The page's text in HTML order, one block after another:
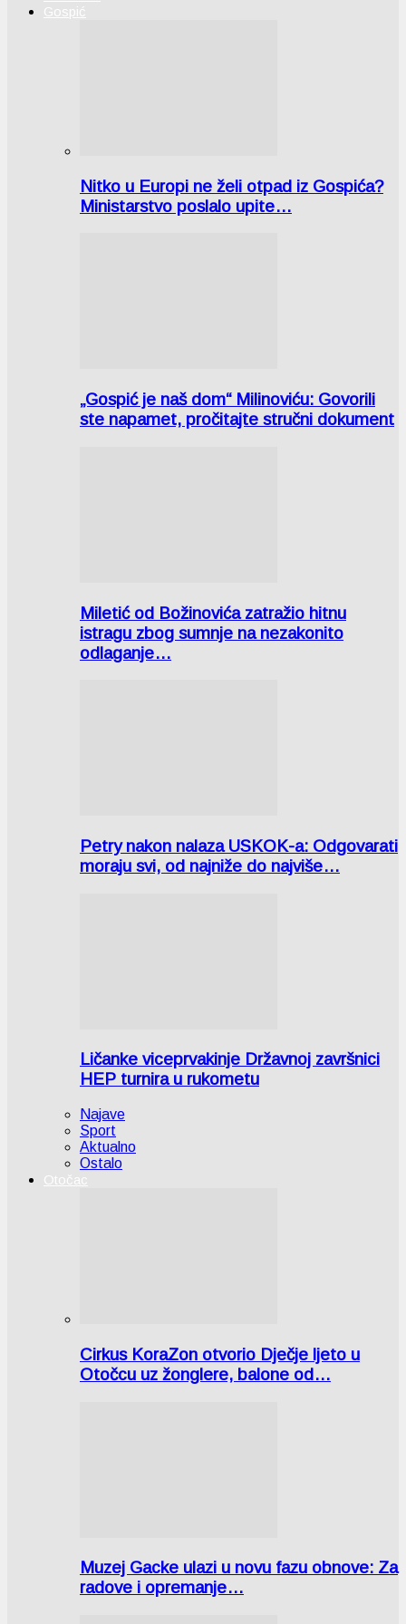
Gospić
Nitko u Europi ne želi otpad iz Gospića?
Ministarstvo poslalo upite…
„Gospić je naš dom“ Milinoviću: Govorili
ste napamet, pročitajte stručni dokument
Miletić od Božinovića zatražio hitnu
istragu zbog sumnje na nezakonito
odlaganje…
Petry nakon nalaza USKOK-a: Odgovarati
moraju svi, od najniže do najviše…
Ličanke viceprvakinje Državnoj završnici
HEP turnira u rukometu
Najave
Sport
Aktualno
Ostalo
Otočac
Cirkus KoraZon otvorio Dječje ljeto u
Otočcu uz žonglere, balone od…
Muzej Gacke ulazi u novu fazu obnove: Za
radove i opremanje…